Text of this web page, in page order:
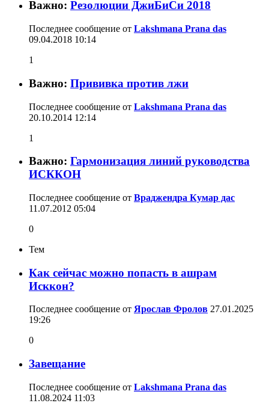
Важно: Резолюции ДжиБиСи 2018
Последнее сообщение от Lakshmana Prana das
09.04.2018 10:14
1
Важно: Прививка против лжи
Последнее сообщение от Lakshmana Prana das
20.10.2014 12:14
1
Важно: Гармонизация линий руководства
ИСККОН
Последнее сообщение от Враджендра Кумар дас
11.07.2012 05:04
0
Тем
Как сейчас можно попасть в ашрам
Исккон?
Последнее сообщение от Ярослав Фролов 27.01.2025
19:26
0
Завещание
Последнее сообщение от Lakshmana Prana das
11.08.2024 11:03